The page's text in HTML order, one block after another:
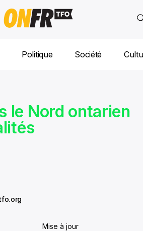
Politique Société
le Nord ontarien
Mise à jour